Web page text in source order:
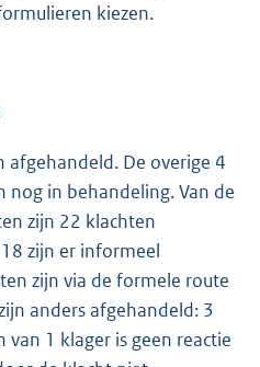
kiezen.
De overige 4
nog in behandeling. Van de
zijn 22 klachten
zijn er informeel
zijn via de formele route
anders afgehandeld: 3
1 klager is geen reactie